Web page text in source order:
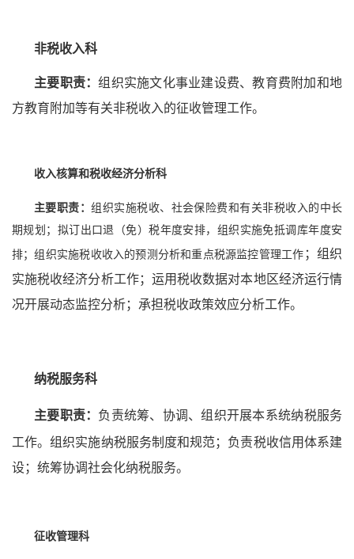
非税收入科
主要职责：组织实施文化事业建设费、教育费附加和地
方教育附加等有关非税收入的征收管理工作。
收入核算和税收经济分析科
主要职责：组织实施税收、社会保险费和有关非税收入的中长
期规划；拟订出口退（免）税年度安排，组织实施免抵调库年度安
排；组织实施税收收入的预测分析和重点税源监控管理工作 ； 组织
实施税收经济分析工作；运用税收数据对本地区经济运行情
况开展动态监控分析；承担税收政策效应分析工作。
纳税服务科
主要职责： 负责统筹、协调、组织开展本系统纳税服务
工作。组织实施纳税服务制度和规范； 负责税收信用体系建
设；统筹协调社会化纳税服务。
征收管理科